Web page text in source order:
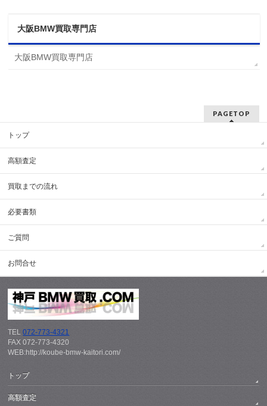
大阪BMW買取専門店
大阪BMW買取専門店
PAGETOP
トップ
高額査定
買取までの流れ
必要書類
ご質問
お問合せ
TEL072-773-4321
FAX 072-773-4320
WEB:http://koube-bmw-kaitori.com/
トップ
高額査定